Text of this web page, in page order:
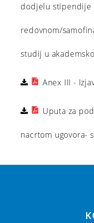
dodjelu stipendije
redovnom/
studij u
Anex III -
Uputa za
nacrtom ugovora-